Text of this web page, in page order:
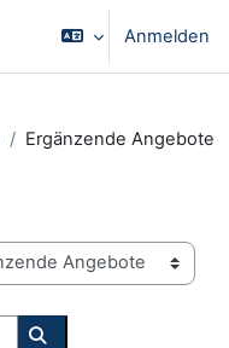
Anmelden
Ergänzende Angebote